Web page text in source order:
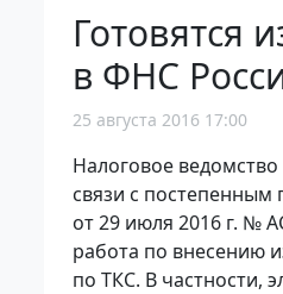
Готовятся
в ФНС
25 августа 2016 17:00
Налоговое
связи с
от 29 июля 2016 г. №
работа по внесению
по ТКС. В частности,